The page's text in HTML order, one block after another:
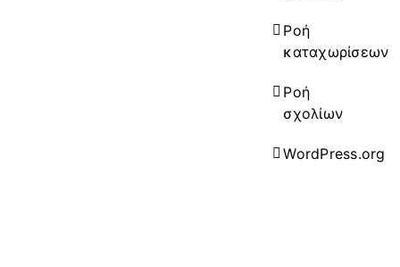
Ροή
καταχωρίσεων
Ροή
σχολίων
WordPress.org